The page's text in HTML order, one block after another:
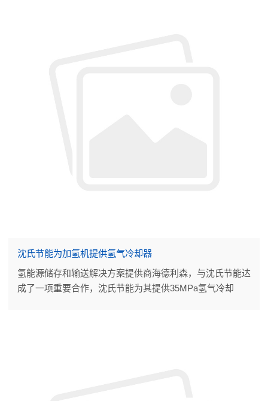
沈氏节能为加氢机提供氢气冷却器
氢能源储存和输送解决方案提供商海德利森，与沈氏节能达
成了一项重要合作，沈氏节能为其提供35MPa氢气冷却